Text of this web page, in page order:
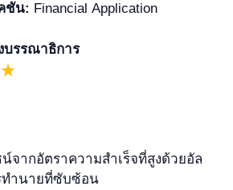
ชัน: Financial Application
บรรณาธิการ
จากอัตราความสำเร็จที่สูงด้วยอัล
ทำนายที่ซับซ้อน